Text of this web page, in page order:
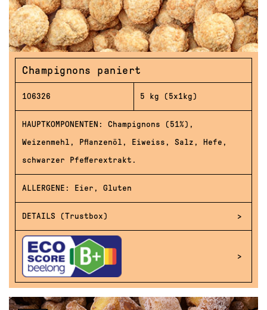
Champignons paniert
106326 5 kg (5x1kg)
HAUPTKOMPONENTEN: Champignons (51%),
Weizenmehl, Pflanzenöl, Eiweiss, Salz, Hefe,
schwarzer Pfefferextrakt.
ALLERGENE: Eier, Gluten
DETAILS (Trustbox)